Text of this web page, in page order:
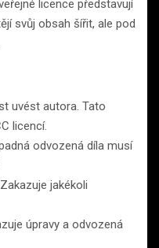
licence představují
svůj obsah šířit, ale pod
uvést autora. Tato
licencí.
odvozená díla musí
Zakazuje jakékoli
úpravy a odvozená